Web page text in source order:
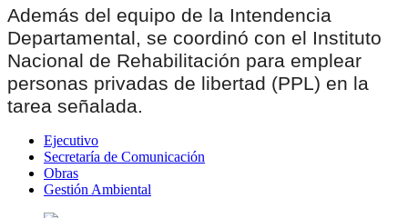
Además del equipo de la Intendencia
Departamental, se coordinó con el Instituto
Nacional de Rehabilitación para emplear
personas privadas de libertad (PPL) en la
tarea señalada.
Ejecutivo
Secretaría de Comunicación
Obras
Gestión Ambiental